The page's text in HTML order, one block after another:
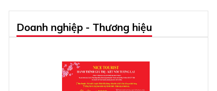
Doanh nghiệp - Thương hiệu